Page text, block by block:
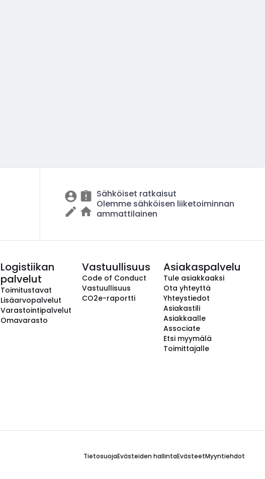
Sähköiset ratkaisut
Olemme sähköisen liiketoiminnan
ammattilainen
Logistiikan
palvelut
Toimitustavat
Lisäarvopalvelut
Varastointipalvelut
Omavarasto
Vastuullisuus
Code of Conduct
Vastuullisuus
CO2e-raportti
Asiakaspalvelu
Tule asiakkaaksi
Ota yhteyttä
Yhteystiedot
Asiakastili
Asiakkaalle
Associate
Etsi myymälä
Toimittajalle
TietosuojaEvästeiden hallintaEvästeetMyyntiehdot